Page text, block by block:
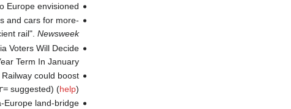
envisioned".
and cars for more-
rail". Newsweek
Voters Will Decide
Term In January".
could boost
suggested) (help)
land-bridge".